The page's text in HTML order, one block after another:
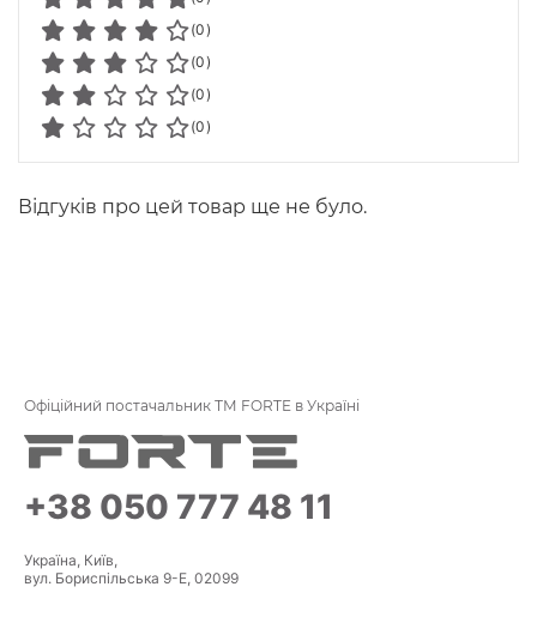
(0)
(0)
(0)
(0)
Відгуків про цей товар ще не було.
Офіційний постачальник ТМ FORTE в Україні
+38 050 777 48 11
Україна, Київ,
вул. Бориспільська 9-Е, 02099